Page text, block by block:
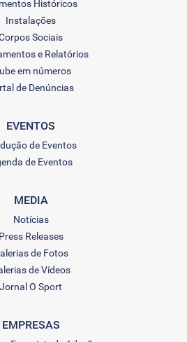
Históricos
Instalações
Sociais
e Relatórios
em números
de Denúncias
EVENTOS
de Eventos
de Eventos
MEDIA
Notícias
Press Releases
de Fotos
de Vídeos
Jornal O Sport
EMPRESAS